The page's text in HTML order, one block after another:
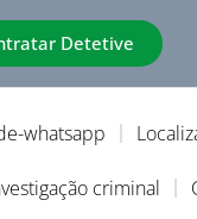
Detetive
whatsapp
criminal